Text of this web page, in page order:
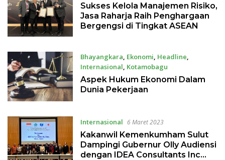
Sukses Kelola Manajemen Risiko,
Jasa Raharja Raih Penghargaan
Bergengsi di Tingkat ASEAN
Bhayangkara, Ekonomi, Headline,
Internasional, Kotamobagu
13 Juni 2023
Aspek Hukum Ekonomi Dalam
Dunia Pekerjaan
Internasional 6 Maret 2023
Kakanwil Kemenkumham Sulut
Dampingi Gubernur Olly Audiensi
dengan IDEA Consultants Inc